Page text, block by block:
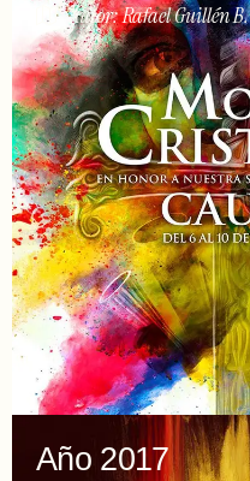
Autor: Rafael Guillén B.
Año 2017